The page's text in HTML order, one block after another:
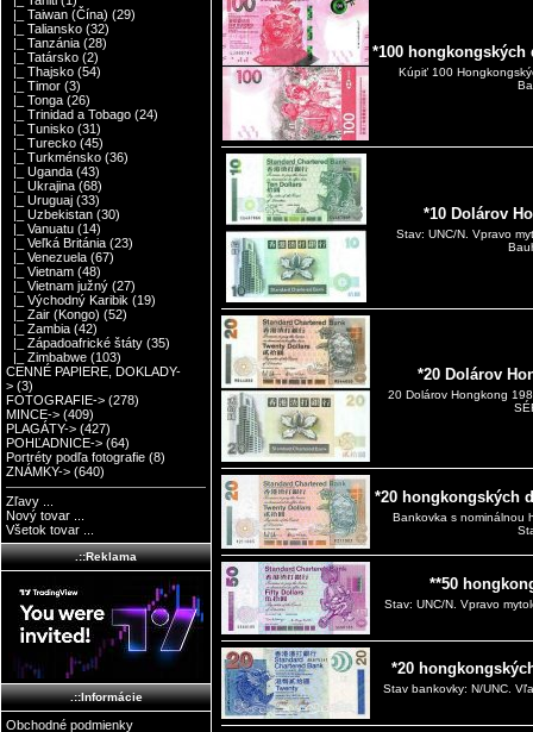
|_ Taiwan (Čína) (29)
|_ Taliansko (32)
|_ Tanzánia (28)
|_ Tatársko (2)
|_ Thajsko (54)
|_ Timor (3)
|_ Tonga (26)
|_ Trinidad a Tobago (24)
|_ Tunisko (31)
|_ Turecko (45)
|_ Turkménsko (36)
|_ Uganda (43)
|_ Ukrajina (68)
|_ Uruguaj (33)
|_ Uzbekistan (30)
|_ Vanuatu (14)
|_ Veľká Británia (23)
|_ Venezuela (67)
|_ Vietnam (48)
|_ Vietnam južný (27)
|_ Východný Karibik (19)
|_ Zair (Kongo) (52)
|_ Zambia (42)
|_ Západoafrické štáty (35)
|_ Zimbabwe (103)
CENNÉ PAPIERE, DOKLADY-
> (3)
FOTOGRAFIE-> (278)
MINCE-> (409)
PLAGÁTY-> (427)
POHĽADNICE-> (64)
Portréty podľa fotografie (8)
ZNÁMKY-> (640)
Zľavy ...
Nový tovar ...
Všetok tovar ...
.::Reklama
.::Informácie
Obchodné podmienky
*100 hongkongských
Kúpiť 100
*10 Dolárov
Stav: UNC/N. Vpravo
*20 Dolárov
20 Dolárov Hongkong
*20 hongkongských
Bankovka s nominálnou
**50
Stav: UNC/N. Vpravo
*20
Stav bankovky: N/UNC.